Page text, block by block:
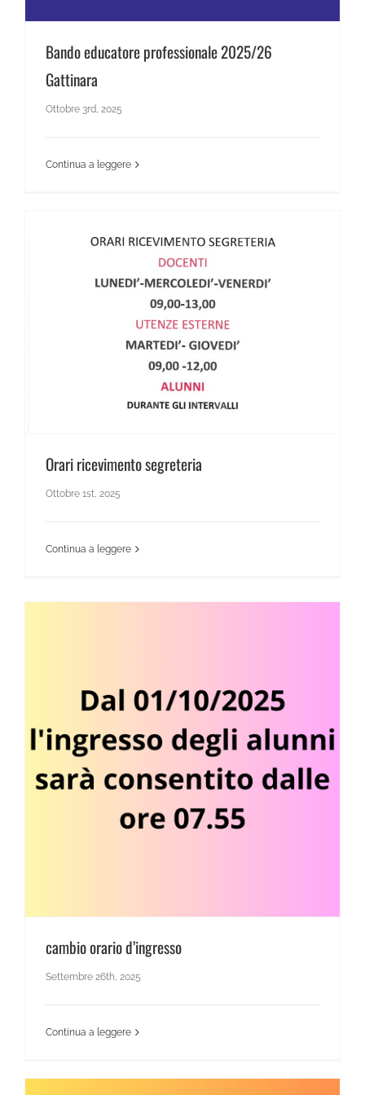
Bando educatore professionale 2025/26
Gattinara
Ottobre 3rd, 2025
Continua a leggere
Orari ricevimento segreteria
Ottobre 1st, 2025
Continua a leggere
cambio orario d’ingresso
Settembre 26th, 2025
Continua a leggere